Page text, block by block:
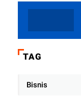
TAG
Bisnis